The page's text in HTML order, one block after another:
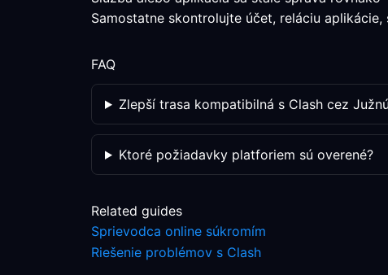
Samostatne skontrolujte účet, reláciu
FAQ
Zlepší trasa kompatibilná s Clash cez
Ktoré požiadavky platforiem sú overené?
Related guides
Sprievodca online súkromím
Riešenie problémov s Clash